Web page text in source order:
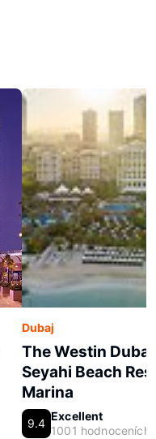
Dubaj
The Westin
Seyahi Beach
Marina
9.4
Excellent
1001 hodnoceních